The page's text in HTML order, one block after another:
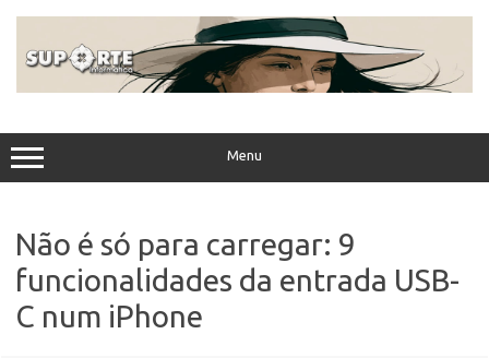
Menu
Não é só para carregar: 9
funcionalidades da entrada USB-
C num iPhone